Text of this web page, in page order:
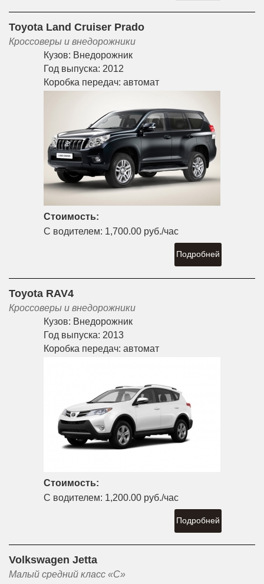
Toyota Land Cruiser Prado
Кроссоверы и внедорожники
Кузов: Внедорожник
Год выпуска: 2012
Коробка передач: автомат
Стоимость:
С водителем: 1,700.00 руб./час
Подробней
Toyota RAV4
Кроссоверы и внедорожники
Кузов: Внедорожник
Год выпуска: 2013
Коробка передач: автомат
Стоимость:
С водителем: 1,200.00 руб./час
Подробней
Volkswagen Jetta
Малый средний класс «С»